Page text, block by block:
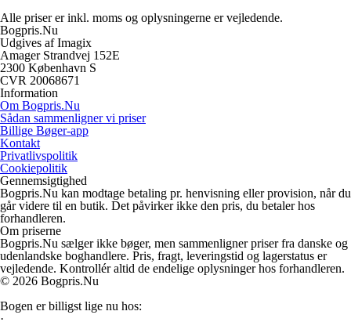
Alle priser er inkl. moms og oplysningerne er vejledende.
Bogpris.Nu
Udgives af Imagix
Amager Strandvej 152E
2300 København S
CVR 20068671
Information
Om Bogpris.Nu
Sådan sammenligner vi priser
Billige Bøger-app
Kontakt
Privatlivspolitik
Cookiepolitik
Gennemsigtighed
Bogpris.Nu kan modtage betaling pr. henvisning eller provision, når du
går videre til en butik. Det påvirker ikke den pris, du betaler hos
forhandleren.
Om priserne
Bogpris.Nu sælger ikke bøger, men sammenligner priser fra danske og
udenlandske boghandlere. Pris, fragt, leveringstid og lagerstatus er
vejledende. Kontrollér altid de endelige oplysninger hos forhandleren.
© 2026 Bogpris.Nu
Bogen er billigst lige nu hos:
·